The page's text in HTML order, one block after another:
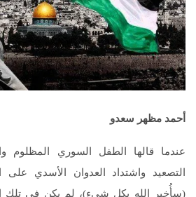
أحمد مظهر سعدو
عندما قالها الطفل السوري المظلوم
التصعيد واشتداد العدوان الأسدي
(سأُخبر الله بكل شيء)، لم يكن في تلك